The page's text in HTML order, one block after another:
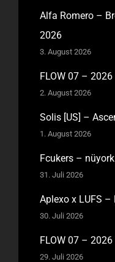
Alfa Romero –
2026
3. August 2026
FLOW 07 –
2. August 2026
Solis [US] –
1. August 2026
Fcukers –
31. Juli 2026
Aplexo x LUFS
30. Juli 2026
FLOW 07 –
29. Juli 2026